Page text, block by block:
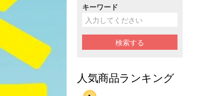
キーワード
人気商品ランキング